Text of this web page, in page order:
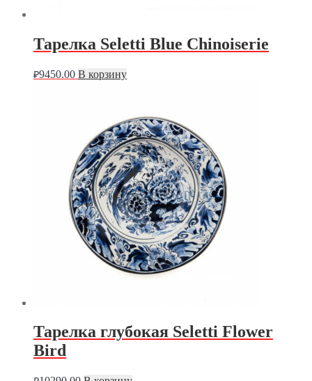
Тарелка Seletti Blue Chinoiserie
₽9450.00 В корзину
Тарелка глубокая Seletti Flower
Bird